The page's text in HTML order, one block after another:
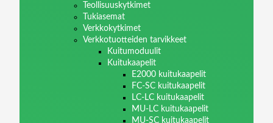
Teollisuuskytkimet
Tukiasemat
Verkkokytkimet
Verkkotuotteiden tarvikkeet
Kuitumoduulit
Kuitukaapelit
E2000 kuitukaapelit
FC-SC kuitukaapelit
LC-LC kuitukaapelit
MU-LC kuitukaapelit
MU-SC kuitukaapelit